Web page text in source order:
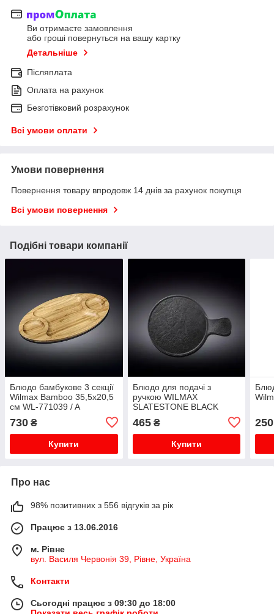
Ви отримаєте замовлення
або гроші повернуться на вашу картку
Детальніше
Післяплата
Оплата на рахунок
Безготівковий розрахунок
Всі умови оплати
Умови повернення
Повернення товару впродовж 14 днів за рахунок покупця
Всі умови повернення
Подібні товари компанії
Блюдо бамбукове 3 секції
Wilmax Bamboo 35,5х20,5
см WL-771039 / A
730 ₴
Купити
Блюдо для подачі з
ручкою WILMAX
SLATESTONE BLACK
30,5х21,5см WL-661137 /
A
465₴
Купити
250
Про нас
98% позитивних з 556 відгуків за рік
Працює з 13.06.2016
м. Рівне
вул. Василя Червонія 39, Рівне, Україна
Контакти
Сьогодні працює з 09:30 до 18:00